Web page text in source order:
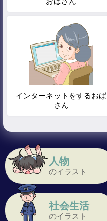
人物
のイラスト
社会生活
のイラスト
インターネットをするおば
さん